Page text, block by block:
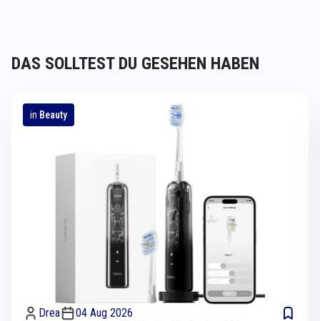
DAS SOLLTEST DU GESEHEN HABEN
in Beauty
Drea 04 Aug 2026